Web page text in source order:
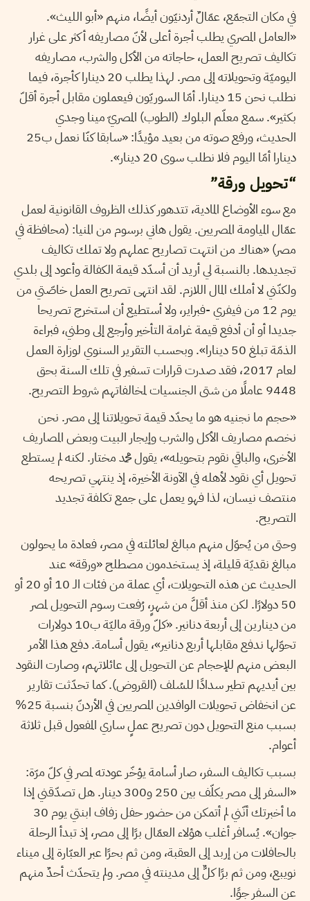
في مكان التجمّع، عمّالٌ أردنيّون أيضًا، منهم «أبو الليث».
«العامل المصري يطلب أجرة أعلى لأنّ مصاريفه أكثر على غرار
تكاليف تصريح العمل، حاجاته من الأكل والشرب، مصاريفه
اليوميّة وتحويلاته إلى مصر. لهذا يطلب 20 دينارا كأجرة، فيما
نطلب نحن 15 دينارا. أمّا السوريّون فيعملون مقابل أجرة أقلّ
بكثير». سمع معلّم البلوك (الطوب) المصريّ مينا وجدي
الحديث، ورفع صوته من بعيد مؤيدًا: «سابقا كنّا نعمل ب25
دينارا أمّا اليوم فلا نطلب سوى 20 دينار».
“تحويل ورقة”
مع سوء الأوضاع المادية، تتدهور كذلك الظروف القانونية لعمل
عمّال المياومة المصريين. يقول هاني برسوم من المنيا: (محافظة في
مصر) «هناك من انتهت تصاريح عملهم ولا تملك تكاليف
تجديدها. بالنسبة لي أريد أن أسدّد قيمة الكفالة وأعود إلى بلدي
ولكنّني لا أملك المال اللازم. لقد انتهى تصريح العمل خاصّتي من
يوم 12 من فيفري -فبراير، ولا أستطيع أن استخرج تصريحا
جديدا أو أن أدفع قيمة غرامة التأخير وأرجع إلى وطني، فبراءة
الذمّة تبلغ 50 دينارا». وبحسب التقرير السنوي لوزارة العمل
لعام 2017، فقد صدرت قرارات تسفير في تلك السنة بحق
9448 عاملًا من شتى الجنسيات لمخالفاتهم شروط التصريح.
«حجم ما نجنيه هو ما يحدّد قيمة تحويلاتنا إلى مصر. نحن
نخصم مصاريف الأكل والشرب وإيجار البيت وبعض المصاريف
الأخرى، والباقي نقوم بتحويله»، يقول محمد مختار. لكنه لم يستطع
تحويل أي نقود لأهله في الآونة الأخيرة، إذ ينتهي تصريحه
منتصف نيسان، لذا فهو يعمل على جمع تكلفة تجديد
التصريح.
وحتى من يُحوّل منهم مبالغ لعائلته في مصر، فعادة ما يحولون
مبالغ نقديّة قليلة، إذ يستخدمون مصطلح «ورقة» عند
الحديث عن هذه التحويلات، أي عملة من فئات الـ 10 أو 20 أو
50 دولارًا. لكن منذ أقلَّ من شهرٍ، رُفعت رسوم التحويل لمصر
من دينارين إلى أربعة دنانير. «كلّ ورقة ماليّة ب10 دولارات
تحوّلها ندفع مقابلها أربع دنانير»، يقول أسامة. دفع هذا الأمر
البعض منهم للإحجام عن التحويل إلى عائلاتهم، وصارت النقود
بين أيديهم تطير سدادًا للسُلف (القروض). كما تحدّثت تقارير
عن انخفاض تحويلات الوافدين المصريين في الأردنّ بنسبة 25%
بسبب منع التحويل دون تصريح عملٍ ساري المفعول قبل ثلاثة
أعوام.
بسبب تكاليف السفر، صار أسامة يؤخّر عودته لمصر في كلّ مرّة:
«السفر إلى مصر يكلّف بين 250 و300 دينار. هل تصدّقني إذا
ما أخبرتك أنّني لم أتمكن من حضور حفل زفاف ابنتي يوم 30
جوان». يُسافر أغلب هؤلاء العمّال برًا إلى مصر، إذ تبدأ الرحلة
بالحافلات من إربد إلى العقبة، ومن ثم بحرًا عبر العبّارة إلى ميناء
نويبع، ومن ثم برًا كلٌّ إلى مدينته في مصر. ولم يتحدّث أحدٌ منهم
عن السفر جوًا.